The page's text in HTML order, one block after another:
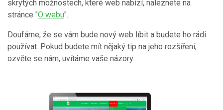
skrytých možnostech, které web nabízí, naleznete na
stránce "O webu".
Doufáme, že se vám bude nový web líbit a budete ho rádi
používat. Pokud budete mít nějaký tip na jeho rozšíření,
ozvěte se nám, uvítáme vaše názory.